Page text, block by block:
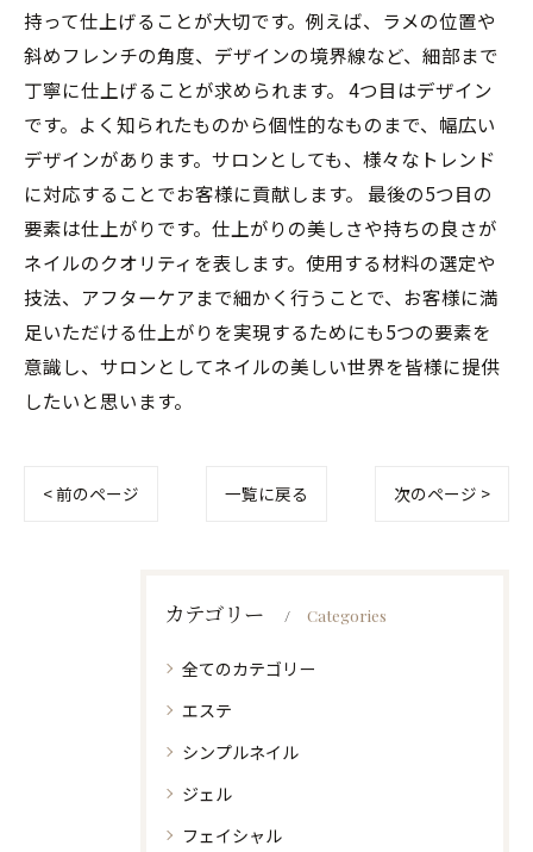
持って仕上げることが大切です。例えば、ラメの位置や
斜めフレンチの角度、デザインの境界線など、細部まで
丁寧に仕上げることが求められます。 4つ目はデザイン
です。よく知られたものから個性的なものまで、幅広い
デザインがあります。サロンとしても、様々なトレンド
に対応することでお客様に貢献します。 最後の5つ目の
要素は仕上がりです。仕上がりの美しさや持ちの良さが
ネイルのクオリティを表します。使用する材料の選定や
技法、アフターケアまで細かく行うことで、お客様に満
足いただける仕上がりを実現するためにも5つの要素を
意識し、サロンとしてネイルの美しい世界を皆様に提供
したいと思います。
< 前のページ 一覧に戻る 次のページ >
カテゴリー Categories
全てのカテゴリー
エステ
シンプルネイル
ジェル
フェイシャル